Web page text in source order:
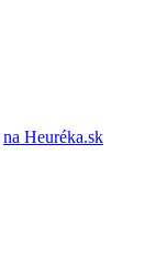
na Heuréka.sk